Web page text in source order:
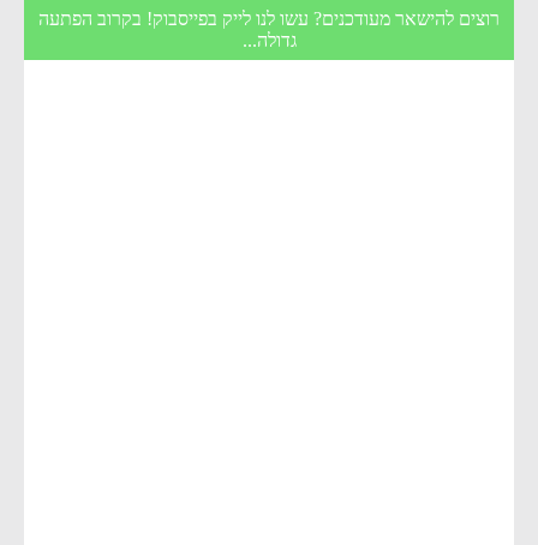
רוצים להישאר מעודכנים? עשו לנו לייק בפייסבוק! בקרוב הפתעה
גדולה...